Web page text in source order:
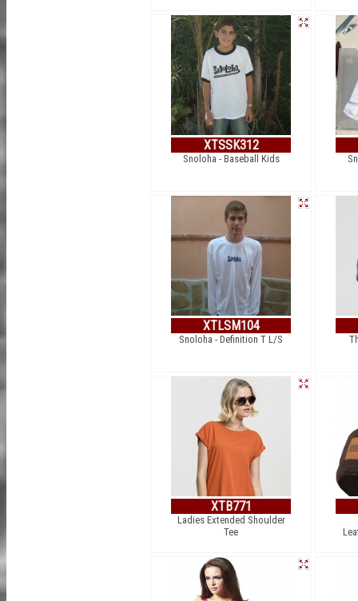
XTSSK312
Snoloha - Baseball Kids
XTLSM104
Snoloha - Definition T L/S
XTB771
Ladies Extended Shoulder
Tee